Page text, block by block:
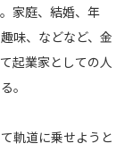
家庭、結婚、年
味、などなど、金
起業家としての人
。
軌道に乗せようと